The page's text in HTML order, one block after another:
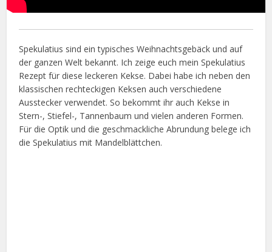
Spekulatius sind ein typisches Weihnachtsgebäck und auf
der ganzen Welt bekannt. Ich zeige euch mein Spekulatius
Rezept für diese leckeren Kekse. Dabei habe ich neben den
klassischen rechteckigen Keksen auch verschiedene
Ausstecker verwendet. So bekommt ihr auch Kekse in
Stern-, Stiefel-, Tannenbaum und vielen anderen Formen.
Für die Optik und die geschmackliche Abrundung belege ich
die Spekulatius mit Mandelblättchen.